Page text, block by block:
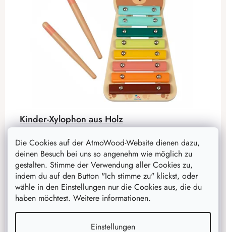
Die Cookies auf der AtmoWood-Website dienen dazu,
deinen Besuch bei uns so angenehm wie möglich zu
gestalten. Stimme der Verwendung aller Cookies zu,
indem du auf den Button "Ich stimme zu" klickst, oder
wähle in den Einstellungen nur die Cookies aus, die du
haben möchtest. Weitere informationen.
Einstellungen
Kinder-Xylophon aus Holz
16,90 €
21,10 €
auf Lager 11 Stück
den beliebtesten gehört.